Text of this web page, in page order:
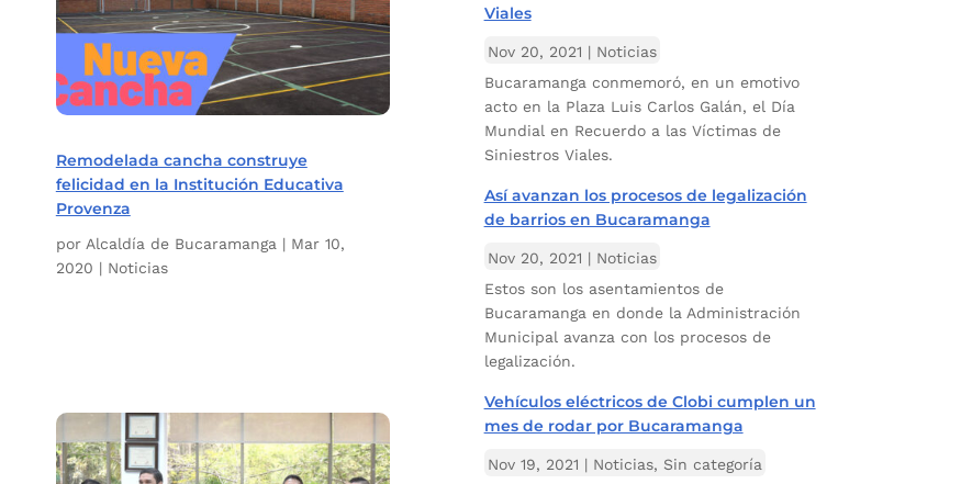
Remodelada cancha construye
felicidad en la Institución Educativa
Provenza
por Alcaldía de Bucaramanga | Mar 10,
2020 | Noticias
Viales
Nov 20, 2021 | Noticias
Bucaramanga conmemoró, en un emotivo
acto en la Plaza Luis Carlos Galán, el Día
Mundial en Recuerdo a las Víctimas de
Siniestros Viales.
Así avanzan los procesos de legalización
de barrios en Bucaramanga
Nov 20, 2021 | Noticias
Estos son los asentamientos de
Bucaramanga en donde la Administración
Municipal avanza con los procesos de
legalización.
Vehículos eléctricos de Clobi cumplen un
mes de rodar por Bucaramanga
Nov 19, 2021 | Noticias, Sin categoría